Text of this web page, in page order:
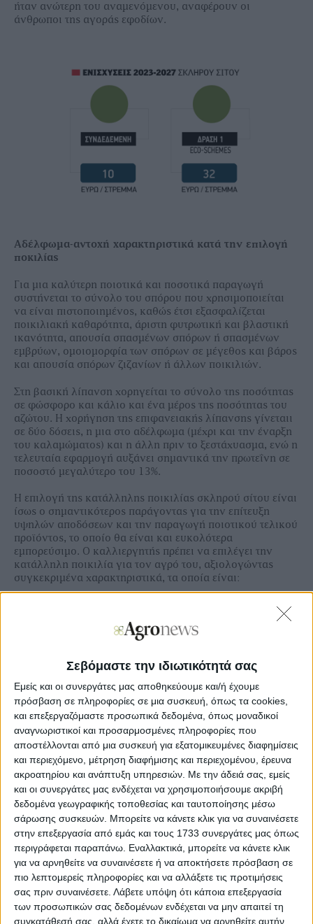
Σεβόμαστε την ιδιωτικότητά σας
Εμείς και οι συνεργάτες μας αποθηκεύουμε και/ή έχουμε
πρόσβαση σε πληροφορίες σε μια συσκευή, όπως τα cookies,
και επεξεργαζόμαστε προσωπικά δεδομένα, όπως μοναδικοί
αναγνωριστικοί και προσαρμοσμένες πληροφορίες που
αποστέλλονται από μια συσκευή για εξατομικευμένες διαφημίσεις
και περιεχόμενο, μέτρηση διαφήμισης και περιεχομένου, έρευνα
ακροατηρίου και ανάπτυξη υπηρεσιών. Με την άδειά σας, εμείς
και οι συνεργάτες μας ενδέχεται να χρησιμοποιήσουμε ακριβή
δεδομένα γεωγραφικής τοποθεσίας και ταυτοποίησης μέσω
σάρωσης συσκευών. Μπορείτε να κάνετε κλικ για να συναινέσετε
στην επεξεργασία από εμάς και τους 1733 συνεργάτες μας όπως
περιγράφεται παραπάνω. Εναλλακτικά, μπορείτε να κάνετε κλικ
για να αρνηθείτε να συναινέσετε ή να αποκτήσετε πρόσβαση σε
πιο λεπτομερείς πληροφορίες και να αλλάξετε τις προτιμήσεις
σας πριν συναινέσετε. Λάβετε υπόψη ότι κάποια επεξεργασία
των προσωπικών σας δεδομένων ενδέχεται να μην απαιτεί τη
συγκατάθεσή σας, αλλά έχετε το δικαίωμα να αρνηθείτε αυτήν
ήταν ανώτερη του αναµενόµενου, αναφέρουν οι
άνθρωποι της αγοράς εφοδίων.
Αδέλφωµα-αντοχή χαρακτηριστικά κατά την επιλογή
ποκιλίας
Για µια καλύτερη ποιοτικά και ποσοτικά παραγωγή
συστήνεται το σύνολο του σπόρου που χρησιµοποιείται
να είναι πιστοποιηµένος, καθώς έτσι εξασφαλίζεται
ποικιλιακή καθαρότητα, άριστη φυτρωτική και βλαστική
ικανότητα, απουσία σπασµένων σπόρων ή σπασµένων
εµβρύων, οµοιοµορφία των σπόρων σε µέγεθος και βάρος
και απουσία σπόρων ζιζανίων ή άλλων ποικιλιών.
Στη βασική λίπανση χορηγείται το σύνολο της ποσότητας
σε φώσφορο και κάλιο και ένα µέρος της ποσότητας του
αζώτου. Η χορήγηση της επιφανειακής λίπανσης γίνεταιι
σε δύο δόσεις, η µια στο αδέλφωµα (µέχρι και την έναρξη
του καλαµώµατος) και η άλλη πριν το ξεστάχυασµα, ενώ η
τελευταία εφαρµογή αυξάνει σηµαντικά την πρωτεΐνη σε
ποσοστό µεγαλύτερο του 13%.
Η επιλογή της κατάλληλης ποικιλίας σκληρού σίτου είναι
ίσως ο σηµαντικότερος παράγοντας για την επίτευξη
υψηλών αποδόσεων και την παραγωγή ποιοτικού τελικού
προϊόντος, το οποίο θα είναι και ευκολότερα
εµπορεύσιµο. Ο καλλιεργητής πρέπει να επιλέγει την
κατάλληλη ποικιλία για τον αγρό του, αξιολογώντας
συγκεκριµένα χαρακτηριστικά, τα οποία είναι:
■ Η διάρκεια του βιολογικού κύκλου (πρωιµότητα)
■ Η ικανότητα ανάπτυξης αδελφιών
■ Η αντοχή στο πλάγιασµα
■ Η αντοχή στις ασθένειες (πχ σεπτοριάσεις, σκωριάσεις)
■ Η αντοχή στους παγετούς και την ξηρασία.